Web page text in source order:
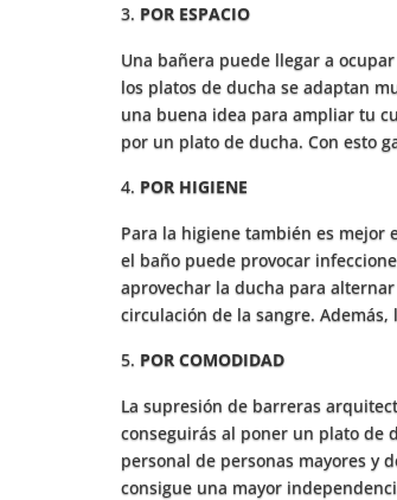
POR ESPACIO
Una bañera puede llegar a
los platos de ducha se adaptan
una buena idea para ampliar tu
por un plato de ducha. Con esto
POR HIGIENE
Para la higiene también es mejor
el baño puede provocar
aprovechar la ducha para
circulación de la sangre.
POR COMODIDAD
La supresión de barreras
conseguirás al poner un plato de
personal de personas mayores y
consigue una mayor